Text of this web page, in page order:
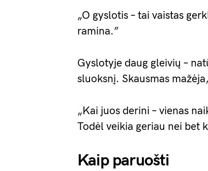
„O gyslotis – tai vaistas
ramina.”
Gyslotyje daug gleivių –
sluoksnį. Skausmas
„Kai juos derini – vienas
Todėl veikia geriau nei bet
Kaip paruošti